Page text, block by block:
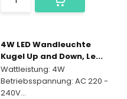
4W LED Wandleuchte
Kugel Up and Down, Le...
Wattleistung: 4W
Betriebsspannung: AC 220 -
240V...